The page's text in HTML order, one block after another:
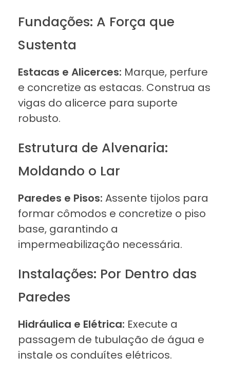
Fundações: A Força que
Sustenta
Estacas e Alicerces: Marque, perfure
e concretize as estacas. Construa as
vigas do alicerce para suporte
robusto.
Estrutura de Alvenaria:
Moldando o Lar
Paredes e Pisos: Assente tijolos para
formar cômodos e concretize o piso
base, garantindo a
impermeabilização necessária.
Instalações: Por Dentro das
Paredes
Hidráulica e Elétrica: Execute a
passagem de tubulação de água e
instale os conduítes elétricos.